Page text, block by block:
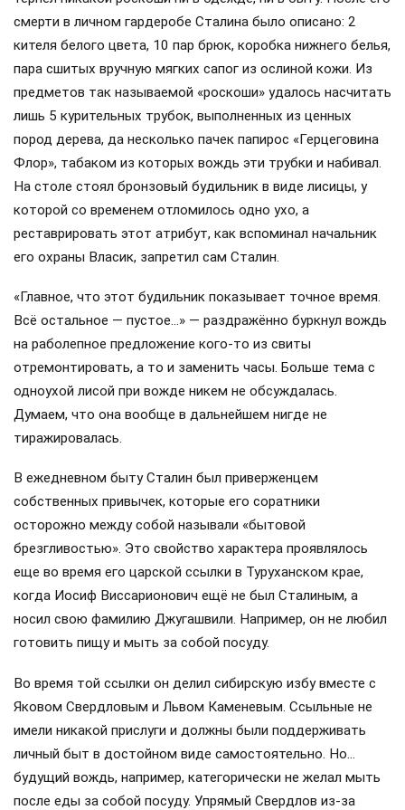
смерти в личном гардеробе Сталина было описано: 2
кителя белого цвета, 10 пар брюк, коробка нижнего белья,
пара сшитых вручную мягких сапог из ослиной кожи. Из
предметов так называемой «роскоши» удалось насчитать
лишь 5 курительных трубок, выполненных из ценных
пород дерева, да несколько пачек папирос «Герцеговина
Флор», табаком из которых вождь эти трубки и набивал.
На столе стоял бронзовый будильник в виде лисицы, у
которой со временем отломилось одно ухо, а
реставрировать этот атрибут, как вспоминал начальник
его охраны Власик, запретил сам Сталин.
«Главное, что этот будильник показывает точное время.
Всё остальное — пустое…» — раздражённо буркнул вождь
на раболепное предложение кого-то из свиты
отремонтировать, а то и заменить часы. Больше тема с
одноухой лисой при вожде никем не обсуждалась.
Думаем, что она вообще в дальнейшем нигде не
тиражировалась.
В ежедневном быту Сталин был приверженцем
собственных привычек, которые его соратники
осторожно между собой называли «бытовой
брезгливостью». Это свойство характера проявлялось
еще во время его царской ссылки в Туруханском крае,
когда Иосиф Виссарионович ещё не был Сталиным, а
носил свою фамилию Джугашвили. Например, он не любил
готовить пищу и мыть за собой посуду.
Во время той ссылки он делил сибирскую избу вместе с
Яковом Свердловым и Львом Каменевым. Ссыльные не
имели никакой прислуги и должны были поддерживать
личный быт в достойном виде самостоятельно. Но…
будущий вождь, например, категорически не желал мыть
после еды за собой посуду. Упрямый Свердлов из-за